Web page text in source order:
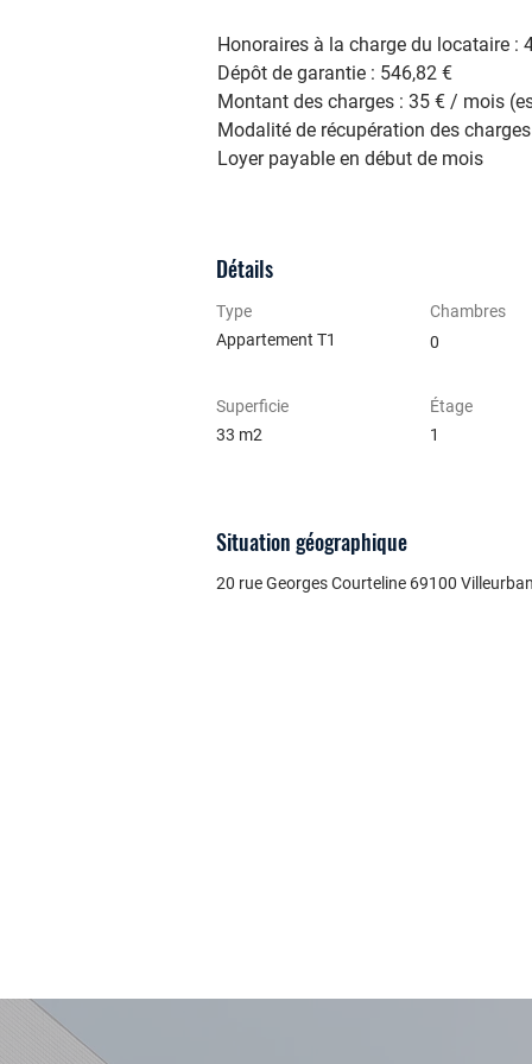
Honoraires à la charge du locataire :
Dépôt de garantie : 546,82 €
Montant des charges : 35 € / mois
Modalité de récupération des
Loyer payable en début de mois
Détails
Type
Appartement T1
Chambres
0
Superficie
33 m2
Étage
1
Situation géographique
20 rue Georges Courteline 69100